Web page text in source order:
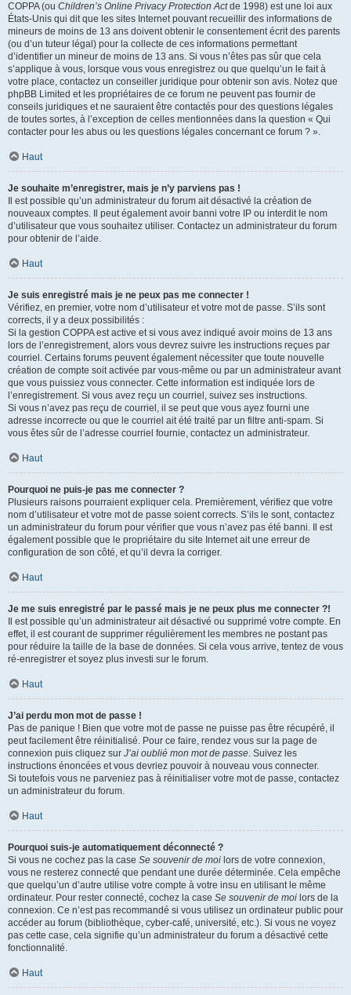
COPPA (ou Children’s Online Privacy Protection Actde 1998) est une loi aux
États-Unis qui dit que les sites Internet pouvant recueillir des informations de
mineurs de moins de 13 ans doivent obtenir le consentement écrit des parents
(ou d’un tuteur légal) pour la collecte de ces informations permettant
d’identifier un mineur de moins de 13 ans. Si vous n’êtes pas sûr que cela
s’applique à vous, lorsque vous vous enregistrez ou que quelqu’un le fait à
votre place, contactez un conseiller juridique pour obtenir son avis. Notez que
phpBB Limited et les propriétaires de ce forum ne peuvent pas fournir de
conseils juridiques et ne sauraient être contactés pour des questions légales
de toutes sortes, à l’exception de celles mentionnées dans la question « Qui
contacter pour les abus ou les questions légales concernant ce forum ? ».
Haut
Je souhaite m’enregistrer, mais je n’y parviens pas !
Il est possible qu’un administrateur du forum ait désactivé la création de
nouveaux comptes. Il peut également avoir banni votre IP ou interdit le nom
d’utilisateur que vous souhaitez utiliser. Contactez un administrateur du forum
pour obtenir de l’aide.
Haut
Je suis enregistré mais je ne peux pas me connecter !
Vérifiez, en premier, votre nom d’utilisateur et votre mot de passe. S’ils sont
corrects, il y a deux possibilités :
Si la gestion COPPA est active et si vous avez indiqué avoir moins de 13 ans
lors de l’enregistrement, alors vous devrez suivre les instructions reçues par
courriel. Certains forums peuvent également nécessiter que toute nouvelle
création de compte soit activée par vous-même ou par un administrateur avant
que vous puissiez vous connecter. Cette information est indiquée lors de
l’enregistrement. Si vous avez reçu un courriel, suivez ses instructions.
Si vous n’avez pas reçu de courriel, il se peut que vous ayez fourni une
adresse incorrecte ou que le courriel ait été traité par un filtre anti-spam. Si
vous êtes sûr de l’adresse courriel fournie, contactez un administrateur.
Haut
Pourquoi ne puis-je pas me connecter ?
Plusieurs raisons pourraient expliquer cela. Premièrement, vérifiez que votre
nom d’utilisateur et votre mot de passe soient corrects. S’ils le sont, contactez
un administrateur du forum pour vérifier que vous n’avez pas été banni. Il est
également possible que le propriétaire du site Internet ait une erreur de
configuration de son côté, et qu’il devra la corriger.
Haut
Je me suis enregistré par le passé mais je ne peux plus me connecter ?!
Il est possible qu’un administrateur ait désactivé ou supprimé votre compte. En
effet, il est courant de supprimer régulièrement les membres ne postant pas
pour réduire la taille de la base de données. Si cela vous arrive, tentez de vous
ré-enregistrer et soyez plus investi sur le forum.
Haut
J’ai perdu mon mot de passe !
Pas de panique ! Bien que votre mot de passe ne puisse pas être récupéré, il
peut facilement être réinitialisé. Pour ce faire, rendez vous sur la page de
connexion puis cliquez sur J’ai oublié mon mot de passe. Suivez les
instructions énoncées et vous devriez pouvoir à nouveau vous connecter.
Si toutefois vous ne parveniez pas à réinitialiser votre mot de passe, contactez
un administrateur du forum.
Haut
Pourquoi suis-je automatiquement déconnecté ?
Si vous ne cochez pas la case Se souvenir de moi lors de votre connexion,
vous ne resterez connecté que pendant une durée déterminée. Cela empêche
que quelqu’un d’autre utilise votre compte à votre insu en utilisant le même
ordinateur. Pour rester connecté, cochez la case Se souvenir de moi lors de la
connexion. Ce n’est pas recommandé si vous utilisez un ordinateur public pour
accéder au forum (bibliothèque, cyber-café, université, etc.). Si vous ne voyez
pas cette case, cela signifie qu’un administrateur du forum a désactivé cette
fonctionnalité.
Haut